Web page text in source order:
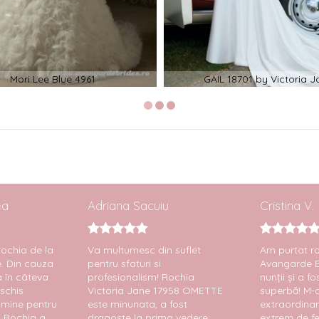
Mori Lee Blue 4961 GAIL 18701 by Victoria
de la
Din cauza
în câteva
pentru
Adriana Sacuiu
Va multumesc din suflet
pentru sfaturi si
profesionalism! Rochia
Victoria Jane 17958 OMETTE
este minunata, a fost
Cristina V.
Am purtat
Avangarde
nunții și a
superbă!